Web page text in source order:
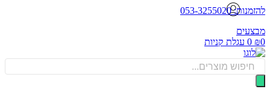
053-3255020
0 עגלת קניות